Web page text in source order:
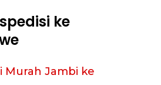
ke